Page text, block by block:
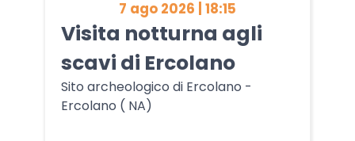
7 ago 2026 | 18:15
Visita notturna agli
scavi di Ercolano
Sito archeologico di Ercolano -
Ercolano ( NA)